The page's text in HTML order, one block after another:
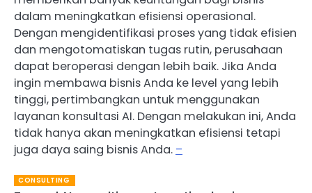
dalam meningkatkan efisiensi operasional.
Dengan mengidentifikasi proses yang tidak efisien
dan mengotomatiskan tugas rutin, perusahaan
dapat beroperasi dengan lebih baik. Jika Anda
ingin membawa bisnis Anda ke level yang lebih
tinggi, pertimbangkan untuk menggunakan
layanan konsultasi AI. Dengan melakukan ini, Anda
tidak hanya akan meningkatkan efisiensi tetapi
juga daya saing bisnis Anda. –
CONSULTING